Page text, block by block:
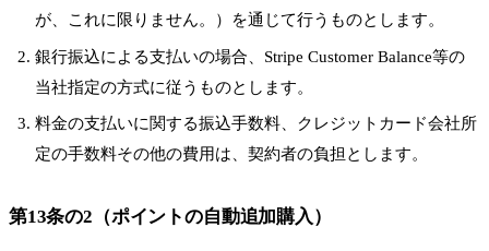
が、これに限りません。）を通じて行うものとします。
銀行振込による支払いの場合、Stripe Customer Balance等の
当社指定の方式に従うものとします。
料金の支払いに関する振込手数料、クレジットカード会社所
定の手数料その他の費用は、契約者の負担とします。
第13条の2（ポイントの自動追加購入）